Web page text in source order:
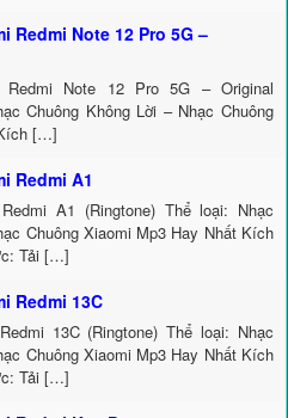
Redmi Note 12 Pro 5G –
Redmi Note 12 Pro 5G – Original
Chuông Không Lời – Nhạc Chuông
[…]
Redmi A1
A1 (Ringtone) Thể loại: Nhạc
Chuông Xiaomi Mp3 Hay Nhất Kích
Tải […]
Redmi 13C
13C (Ringtone) Thể loại: Nhạc
Chuông Xiaomi Mp3 Hay Nhất Kích
Tải […]